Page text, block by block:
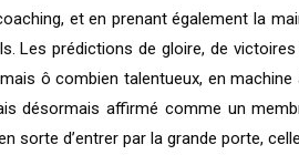
et en prenant également la
Les prédictions de gloire, de
ô combien talentueux, en
désormais affirmé comme un
sorte d’entrer par la grande porte,